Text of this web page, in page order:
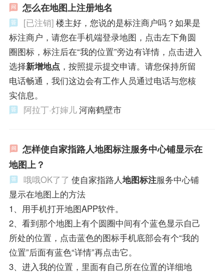
怎么在地图上注册地名
[已注销] 楼主好，您说的是标注商户吗？如果是
标注商户，请您在手机端登录地图，点击左下角圆
圈图标，标注后在“我的位置”旁边有详情，点击进入
选择新增地点 ，按照提示提交申请。请您保持所留
电话畅通，我们这边会有工作人员通过电话与您核
实信息。
阿拉丁·灯婶儿河南鹤壁市
怎样使自家指路人地图标注服务中心铺显示在
地图上？
哦哦OK了了 使自家指路人地图标注服务中心铺
显示在地图上的方法
1、用手机打开地图APP软件。
2、看到那个地图上有个圆圈中间有个蓝色显示自己
所处的位置，点击蓝色的图标手机底部会有个“我的
位置”后面有蓝色“详情”再点击它。
3、进入我的位置，里面有自己所在位置的详细地